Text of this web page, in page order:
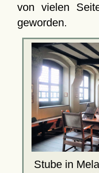
von vielen
geworden.
Stube in